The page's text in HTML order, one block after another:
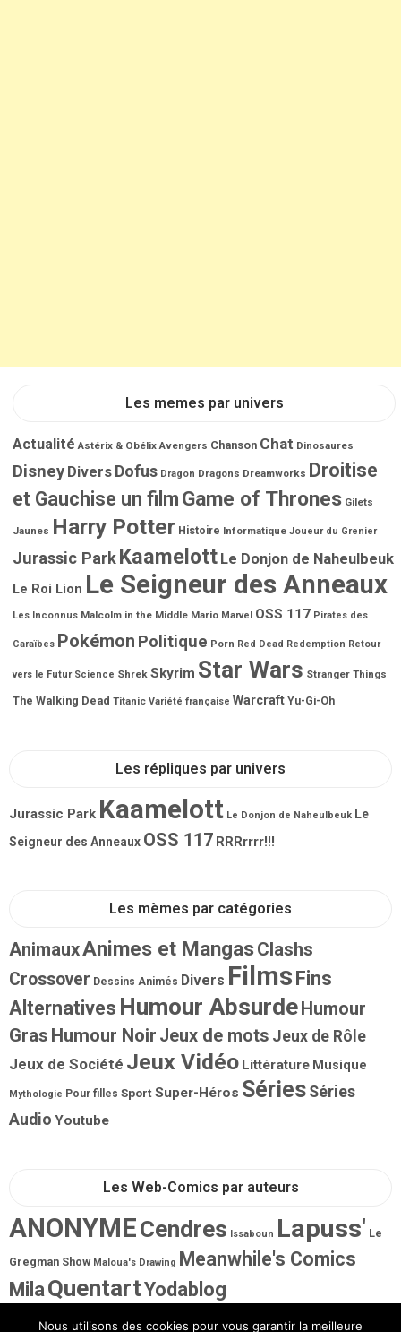
Les memes par univers
Actualité Astérix & Obélix Avengers Chanson Chat Dinosaures
Disney Divers Dofus Dragon Dragons Dreamworks Droitise
et Gauchise un film Game of Thrones Gilets
Jaunes Harry Potter Histoire Informatique Joueur du Grenier
Jurassic ParkKaamelott Le Donjon de Naheulbeuk
Le Roi Lion Le Seigneur des Anneaux
Les Inconnus Malcolm in the Middle Mario Marvel OSS 117 Pirates des
Caraïbes Pokémon Politique Porn Red Dead Redemption Retour
vers le Futur Science Shrek Skyrim Star Wars Stranger Things
The Walking Dead Titanic Variété française Warcraft Yu-Gi-Oh
Les répliques par univers
Jurassic Park Kaamelott Le Donjon de Naheulbeuk Le
Seigneur des Anneaux OSS 117 RRRrrrr!!!
Les mèmes par catégories
AnimauxAnimes et MangasClashs
Crossover Dessins Animés Divers Films Fins
Alternatives Humour AbsurdeHumour
Gras Humour Noir Jeux de mots Jeux de Rôle
Jeux de Société Jeux Vidéo Littérature Musique
Mythologie Pour filles SportSuper-Héros Séries Séries
Audio Youtube
Les Web-Comics par auteurs
ANONYMECendres Issaboun Lapuss' Le
Gregman Show Maloua's Drawing Meanwhile's Comics
MilaQuentartYodablog
Nous utilisons des cookies pour vous garantir la meilleure